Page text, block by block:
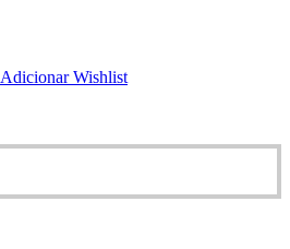
Adicionar Wishlist